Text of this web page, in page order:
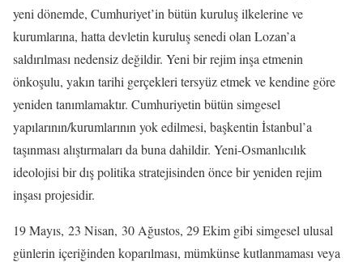
yeni dönemde, Cumhuriyet’in bütün kuruluş ilkelerine ve
kurumlarına, hatta devletin kuruluş senedi olan Lozan’a
saldırılması nedensiz değildir. Yeni bir rejim inşa etmenin
önkoşulu, yakın tarihi gerçekleri tersyüz etmek ve kendine göre
yeniden tanımlamaktır. Cumhuriyetin bütün simgesel
yapılarının/kurumlarının yok edilmesi, başkentin İstanbul’a
taşınması alıştırmaları da buna dahildir. Yeni-Osmanlıcılık
ideolojisi bir dış politika stratejisinden önce bir yeniden rejim
inşası projesidir.
19 Mayıs, 23 Nisan, 30 Ağustos, 29 Ekim gibi simgesel ulusal
günlerin içeriğinden koparılması, mümkünse kutlanmaması veya